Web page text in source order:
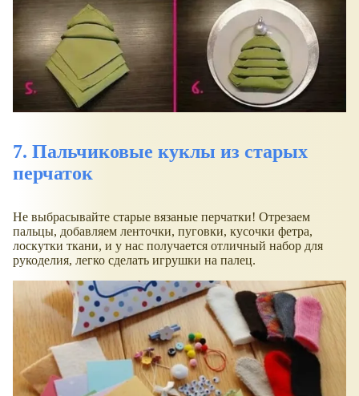
7. Пальчиковые куклы из старых
перчаток
Не выбрасывайте старые вязаные перчатки! Отрезаем
пальцы, добавляем ленточки, пуговки, кусочки фетра,
лоскутки ткани, и у нас получается отличный набор для
рукоделия, легко сделать игрушки на палец.